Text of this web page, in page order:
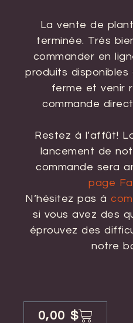
La vente de
terminée. Très
commander en
produits
ferme et venir
commande
Restez à l’affût!
lancement de
commande sera
page
N’hésitez pas à
si vous avez des
éprouvez des
notre
0,00 $